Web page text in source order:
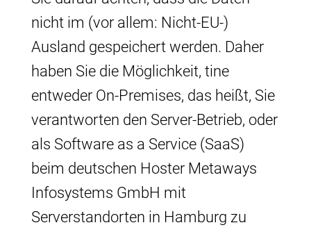
nicht im (vor allem: Nicht-EU-)
Ausland gespeichert werden. Daher
haben Sie die Möglichkeit, tine
entweder On-Premises, das heißt, Sie
verantworten den Server-Betrieb, oder
als Software as a Service (SaaS)
beim deutschen Hoster Metaways
Infosystems GmbH mit
Serverstandorten in Hamburg zu